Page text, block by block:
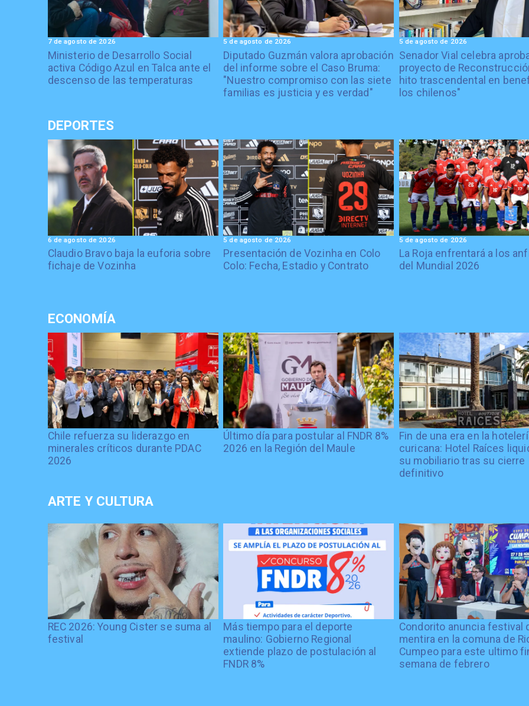
Ministerio de Desarrollo Social
activa Código Azul en Talca ante el
descenso de las temperaturas
7 de agosto de 2026
Diputado Guzmán valora aprobación
del informe sobre el Caso Bruma:
"Nuestro compromiso con las siete
familias es justicia y es verdad"
5 de agosto de 2026
Senador Vial celebra
proyecto de
hito trascendental en
los chilenos"
5 de agosto de 2026
DEPORTES
Claudio Bravo baja la euforia sobre
fichaje de Vozinha
6 de agosto de 2026
Presentación de Vozinha en Colo
Colo: Fecha, Estadio y Contrato
5 de agosto de 2026
La Roja enfrentará a los
del Mundial 2026
5 de agosto de 2026
ECONOMÍA
Chile refuerza su liderazgo en
minerales críticos durante PDAC
2026
Último día para postular al FNDR 8%
2026 en la Región del Maule
Fin de una era en la
curicana: Hotel Raíces
su mobiliario tras su cierre
definitivo
ARTE Y CULTURA
REC 2026: Young Cister se suma al
festival
Más tiempo para el deporte
maulino: Gobierno Regional
extiende plazo de postulación al
FNDR 8%
Condorito anuncia festival
mentira en la comuna de
Cumpeo para este ultimo
semana de febrero